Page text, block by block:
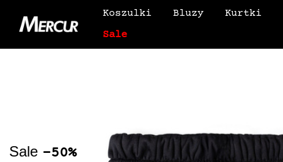
Koszulki Bluzy Kurtki
Sale
Sale -50%